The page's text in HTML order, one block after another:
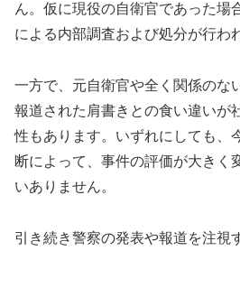
ん。仮に現役の自衛官であった場
による内部調査および処分が行わ
一方で、元自衛官や全く関係のな
報道された肩書きとの食い違いが
性もあります。いずれにしても、
断によって、事件の評価が大きく
いありません。
引き続き警察の発表や報道を注視